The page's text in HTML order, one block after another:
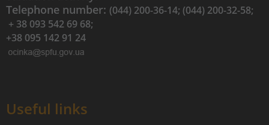
Telephone number: (044) 200-36-14; (044) 200-32-58;
+ 38 093 542 69 68;
+38 095 142 91 24
Useful links